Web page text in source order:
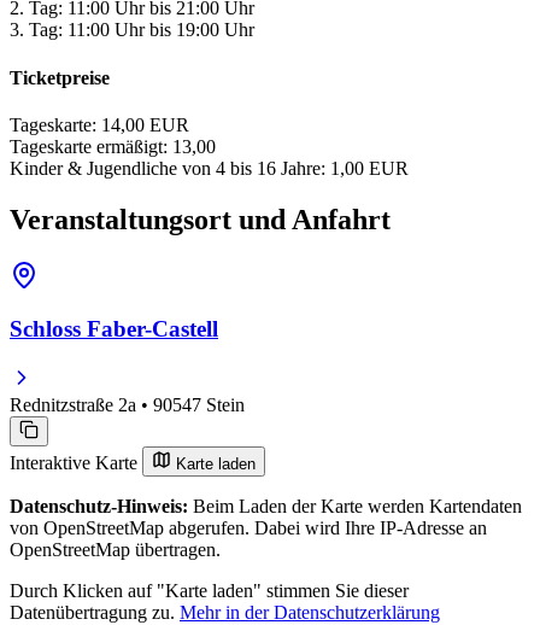
2. Tag: 11:00 Uhr bis 21:00 Uhr
3. Tag: 11:00 Uhr bis 19:00 Uhr
Ticketpreise
Tageskarte: 14,00 EUR
Tageskarte ermäßigt: 13,00
Kinder & Jugendliche von 4 bis 16 Jahre: 1,00 EUR
Veranstaltungsort und Anfahrt
Schloss Faber-Castell
Rednitzstraße 2a • 90547 Stein
Interaktive Karte Karte laden
Datenschutz-Hinweis: Beim Laden der Karte werden Kartendaten
von OpenStreetMap abgerufen. Dabei wird Ihre IP-Adresse an
OpenStreetMap übertragen.
Durch Klicken auf "Karte laden" stimmen Sie dieser
Datenübertragung zu. Mehr in der Datenschutzerklärung